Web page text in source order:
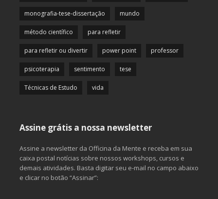
monografia-tese-dissertação mundo
método científico para refletir
para refletir ou divertir power point professor
psicoterapia sentimento tese
Técnicas de Estudo vida
Assine grátis a nossa newsletter
Assine a newsletter da Officina da Mente e receba em sua
caixa postal notícias sobre nossos workshops, cursos e
demais atividades. Basta digitar seu e-mail no campo abaixo
e clicar no botão “Assinar”: